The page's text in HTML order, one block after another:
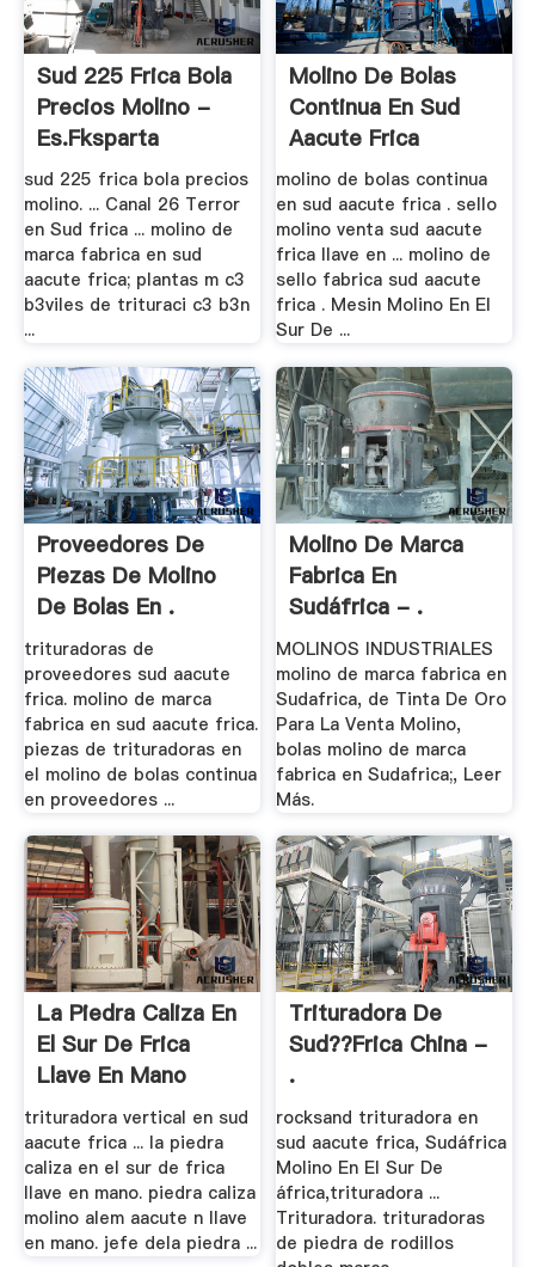
Sud 225 Frica Bola
Precios Molino -
Es.fksparta
sud 225 frica bola precios
molino. ... Canal 26 Terror
en Sud frica ... molino de
marca fabrica en sud
aacute frica; plantas m c3
b3viles de trituraci c3 b3n
...
Molino De Bolas
Continua En Sud
Aacute Frica
molino de bolas continua
en sud aacute frica . sello
molino venta sud aacute
frica llave en ... molino de
sello fabrica sud aacute
frica . Mesin Molino En El
Sur De ...
Proveedores De
Piezas De Molino
De Bolas En .
trituradoras de
proveedores sud aacute
frica. molino de marca
fabrica en sud aacute frica.
piezas de trituradoras en
el molino de bolas continua
en proveedores ...
Molino De Marca
Fabrica En
Sudáfrica - .
MOLINOS INDUSTRIALES
molino de marca fabrica en
Sudafrica, de Tinta De Oro
Para La Venta Molino,
bolas molino de marca
fabrica en Sudafrica;, Leer
Más.
La Piedra Caliza En
El Sur De Frica
Llave En Mano
trituradora vertical en sud
aacute frica ... la piedra
caliza en el sur de frica
llave en mano. piedra caliza
molino alem aacute n llave
en mano. jefe dela piedra ...
Trituradora De
Sud??frica China -
.
rocksand trituradora en
sud aacute frica, Sudáfrica
Molino En El Sur De
áfrica,trituradora ...
Trituradora. trituradoras
de piedra de rodillos